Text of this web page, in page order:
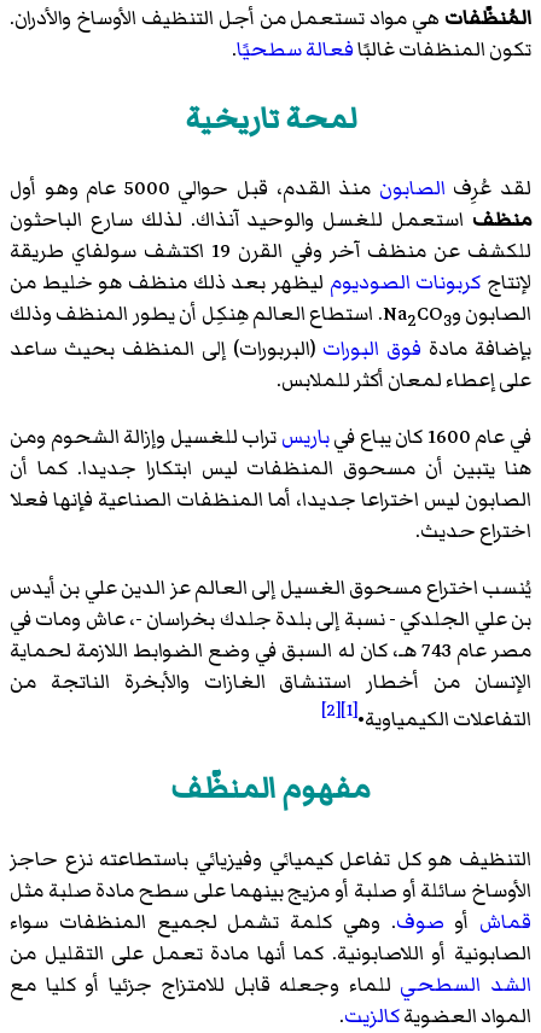
المُنظّفات هي مواد تستعمل من أجل التنظيف الأوساخ والأدران.
تكون المنظفات غالبًافعالة سطحيًا.
لمحة تاريخية
لقد عُرِف الصابون منذ القدم، قبل حوالي 5000 عام وهو أول
منظف استعمل للغسل والوحيد آنذاك. لذلك سارع الباحثون
للكشف عن منظف آخر وفي القرن 19 اكتشف سولفاي طريقة
لإنتاج كربونات الصوديوم ليظهر بعد ذلك منظف هو خليط من
الصابون وNa
2CO3
. استطاع العالم هِنكِل أن يطور المنظف وذلك
بإضافة مادة فوق البورات (البربورات) إلى المنظف بحيث ساعد
على إعطاء لمعان أكثر للملابس.
في عام 1600 كان يباع في
باريستراب للغسيل وإزالة الشحوم ومن
هنا يتبين أن مسحوق المنظفات ليس ابتكارا جديدا. كما أن
الصابون ليس اختراعا جديدا، أما المنظفات الصناعية فإنها فعلا
اختراع حديث.
يُنسب اختراع مسحوق الغسيل إلى العالم عز الدين علي بن أيدس
بن علي الجلدكي - نسبة إلى بلدة جلدك بخراسان -، عاش ومات في
مصر عام 743 هـ، كان له السبق في وضع الضوابط اللازمة لحماية
الإنسان من أخطار استنشاق الغازات والأبخرة الناتجة من
التفاعلات الكيمياوية•[1]
[2]
مفهوم المنظّف
التنظيف هو كل تفاعل كيميائي وفيزيائي باستطاعته نزع حاجز
الأوساخ سائلة أو صلبة أو مزيج بينهما على سطح مادة صلبة مثل
قماش أو صوف. وهي كلمة تشمل لجميع المنظفات سواء
الصابونية أو اللاصابونية. كما أنها مادة تعمل على التقليل من
الشد السطحي للماء وجعله قابل للامتزاج جزئيا أو كليا مع
المواد العضويةكالزيت.